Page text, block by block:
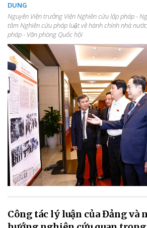
DUNG
Nguyên Viện trưởng Viện Nghiên cứu lập pháp -
tâm Nghiên cứu pháp luật về hành chính nhà
pháp - Văn phòng Quốc hội
Công tác lý luận của Đảng và